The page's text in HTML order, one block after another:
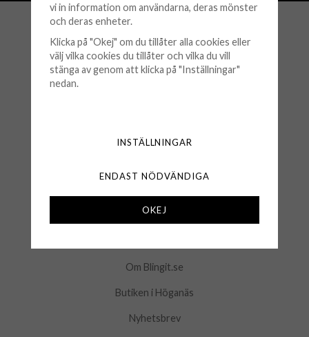
KUNDSERVICE
Köpvillkor
Logga in
Om Blingit.se
Butiken i Höganäs
Nyhetsbrev
vi in information om användarna, deras mönster
och deras enheter.
Klicka på "Okej" om du tillåter alla cookies eller
välj vilka cookies du tillåter och vilka du vill
stänga av genom att klicka på "Inställningar"
nedan.
INSTÄLLNINGAR
ENDAST NÖDVÄNDIGA
OKEJ